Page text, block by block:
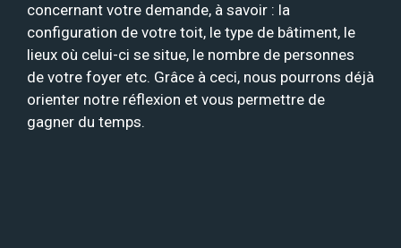
concernant votre demande, à savoir : la
configuration de votre toit, le type de bâtiment, le
lieux où celui-ci se situe, le nombre de personnes
de votre foyer etc. Grâce à ceci, nous pourrons déjà
orienter notre réflexion et vous permettre de
gagner du temps.